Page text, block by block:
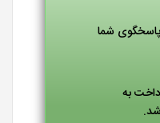
از ۳ ساعت پاسخگوی شما
به